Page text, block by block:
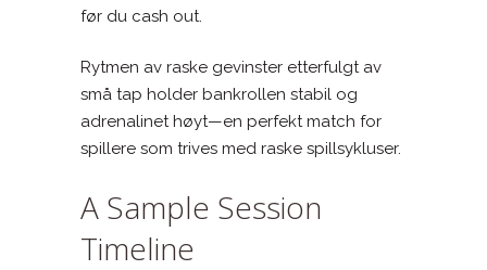
før du cash out.
Rytmen av raske gevinster etterfulgt av
små tap holder bankrollen stabil og
adrenalinet høyt—en perfekt match for
spillere som trives med raske spillsykluser.
A Sample Session
Timeline